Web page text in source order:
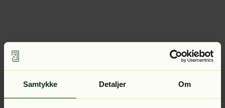
Samtykke Detaljer Om